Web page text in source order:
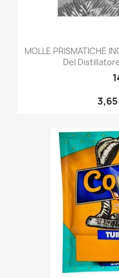
MOLLE PRISMATICHE
Del